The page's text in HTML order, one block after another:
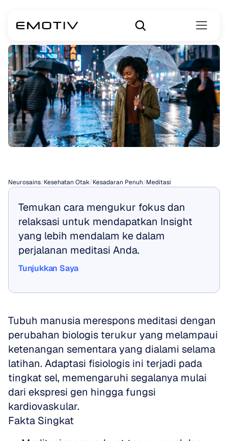
Neurosains/Kesehatan Otak/Kesadaran Penuh/Meditasi
Temukan cara mengukur fokus dan
relaksasi untuk mendapatkan Insight
yang lebih mendalam ke dalam
perjalanan meditasi Anda.
Tunjukkan Saya
Tubuh manusia merespons meditasi dengan
perubahan biologis terukur yang melampaui
ketenangan sementara yang dialami selama
latihan. Adaptasi fisiologis ini terjadi pada
tingkat sel, memengaruhi segalanya mulai
dari ekspresi gen hingga fungsi
kardiovaskular.
Fakta Singkat